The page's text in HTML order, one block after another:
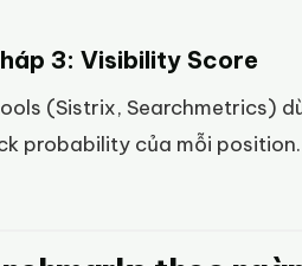
3: Visibility Score
(Sistrix, Searchmetrics)
probability của mỗi